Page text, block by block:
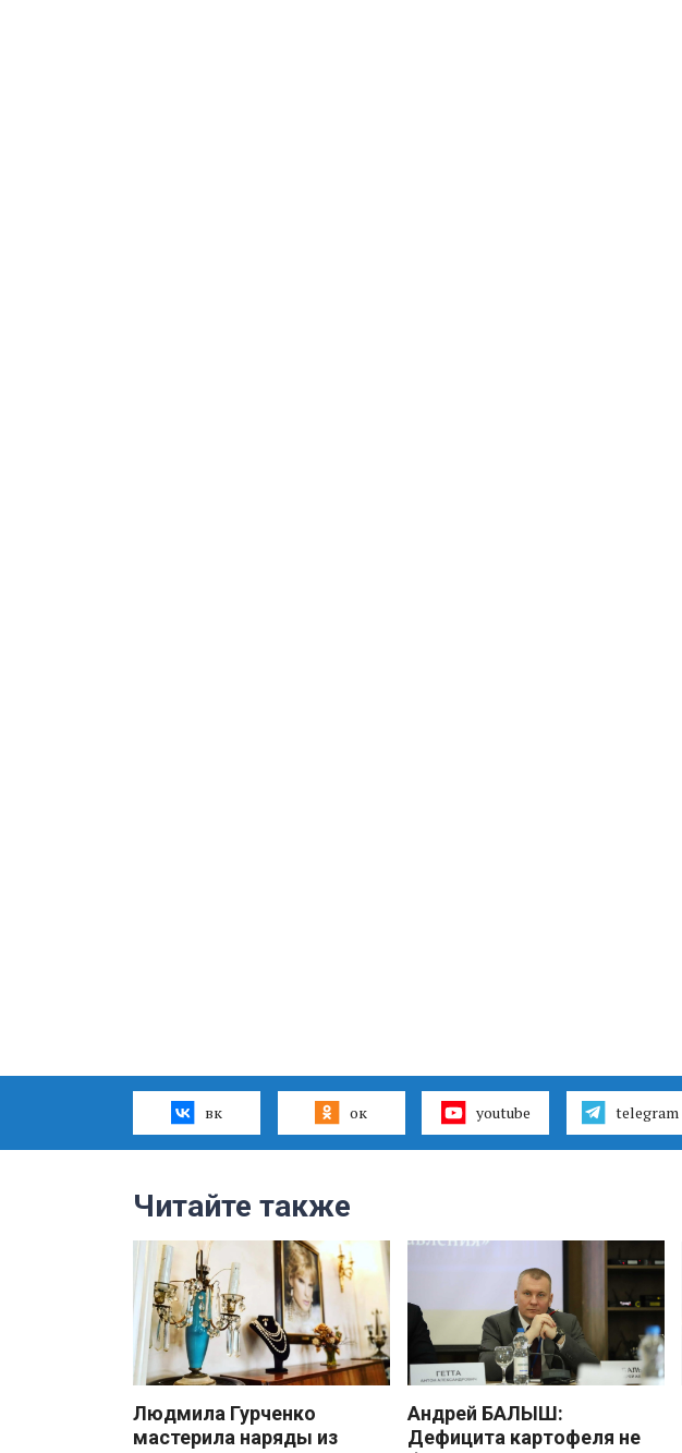
вк ок youtube telegram
Читайте также
Людмила Гурченко
мастерила наряды из
Андрей БАЛЫШ:
Дефицита картофеля не